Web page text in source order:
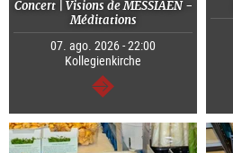
Concert | Visions de MESSIAEN -
Méditations
07. ago. 2026 - 22:00
Kollegienkirche
segue